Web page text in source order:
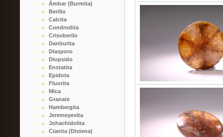
Ámbar (Burmita)
Berilio
Calcita
Condrodita
Crisoberilo
Danburita
Diasporo
Diopsido
Enstatita
Epidota
Fluorita
Mica
Granate
Hambergita
Jeremeyevita
Johachidolita
Cianita (Distena)